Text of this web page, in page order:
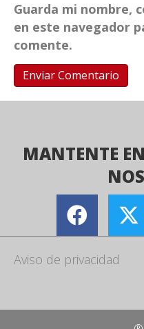
Guarda mi nombre,
en este navegador
comente.
MANTENTE
Aviso de privacidad